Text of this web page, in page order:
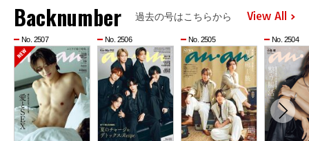
Backnumber 過去の号はこちらから View All
No. 2507 No. 2506 No. 2505 No. 2504